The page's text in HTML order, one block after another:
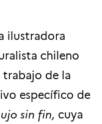
ilustradora
chileno
trabajo de la
específico de
sin fin, cuya